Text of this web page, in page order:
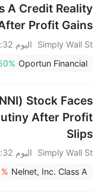
A Credit Reality
Profit Gains
Simply Wall St
اليوم 00:32
Oportun Financial
Stock Faces
After Profit
Slips
Simply Wall St
اليوم 01:32
Nelnet, Inc. Class A